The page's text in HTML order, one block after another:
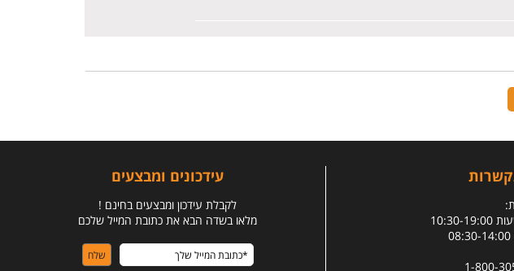
19:00
עידכונים ומבצעים
לקבלת עידכון ומבצעים בחינם !
מלאו בשדה הבא את כתובת המייל שלכם